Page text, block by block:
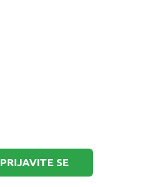
PRIJAVITE SE